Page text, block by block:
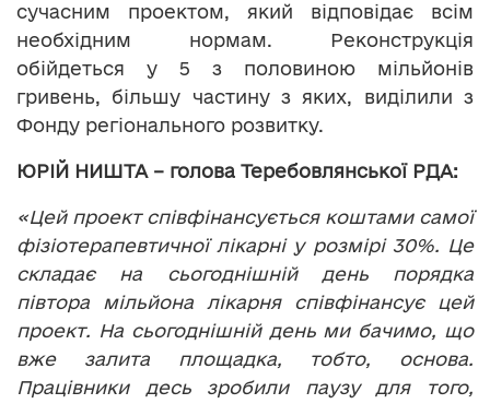
сучасним проектом, який відповідає всім
необхідним нормам. Реконструкція
обійдеться у 5 з половиною мільйонів
гривень, більшу частину з яких, виділили з
Фонду регіонального розвитку.
ЮРІЙ НИШТА – голова Теребовлянської РДА:
«Цей проект співфінансується коштами самої
фізіотерапевтичної лікарні у розмірі 30%. Це
складає на сьогоднішній день порядка
півтора мільйона лікарня співфінансує цей
проект. На сьогоднішній день ми бачимо, що
вже залита площадка, тобто, основа.
Працівники десь зробили паузу для того,